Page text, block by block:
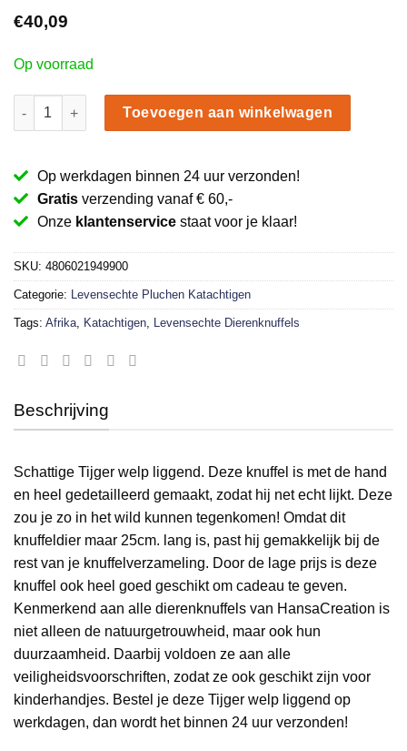
€40,09
Op voorraad
Goudgele Tijger welp liggend knuffel 25 cm aantal
Toevoegen aan winkelwagen
Op werkdagen binnen 24 uur verzonden!
Gratis verzending vanaf € 60,-
Onze klantenservice staat voor je klaar!
SKU: 4806021949900
Categorie: Levensechte Pluchen Katachtigen
Tags: Afrika Katachtigen Levensechte Dierenknuffels
Beschrijving
Schattige Tijger welp liggend. Deze knuffel is met de hand
en heel gedetailleerd gemaakt, zodat hij net echt lijkt. Deze
zou je zo in het wild kunnen tegenkomen! Omdat dit
knuffeldier maar 25cm. lang is, past hij gemakkelijk bij de
rest van je knuffelverzameling. Door de lage prijs is deze
knuffel ook heel goed geschikt om cadeau te geven.
Kenmerkend aan alle dierenknuffels van HansaCreation is
niet alleen de natuurgetrouwheid, maar ook hun
duurzaamheid. Daarbij voldoen ze aan alle
veiligheidsvoorschriften, zodat ze ook geschikt zijn voor
kinderhandjes. Bestel je deze Tijger welp liggend op
werkdagen, dan wordt het binnen 24 uur verzonden!